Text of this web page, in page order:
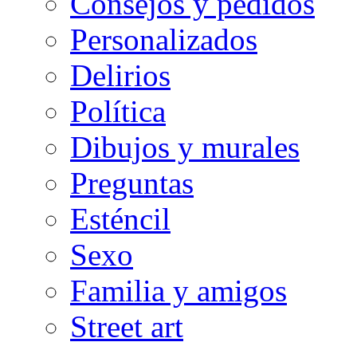
Personalizados
Delirios
Política
Dibujos y murales
Preguntas
Esténcil
Sexo
Familia y amigos
Street art